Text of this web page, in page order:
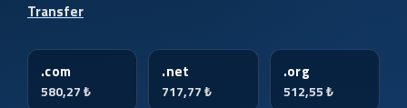
Transfer
.com
580,27 ₺
.net
717,77 ₺
.org
512,55 ₺